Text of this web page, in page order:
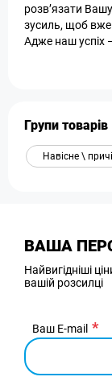
розв’язати
зусиль, щоб
Адже наш успіх
Групи товарів
Навісне \
ВАША
Найвигідніші
вашій розсилці
Ваш E-mail